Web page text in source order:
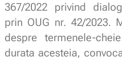
367/2022 privind
prin OUG nr. 42/2023.
despre termenele-
durata acesteia,